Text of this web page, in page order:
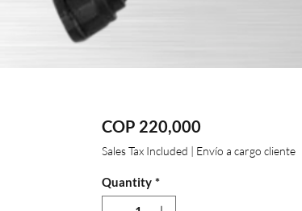
COP 220,000Price
Sales Tax Included | Envío a cargo cliente
Quantity *